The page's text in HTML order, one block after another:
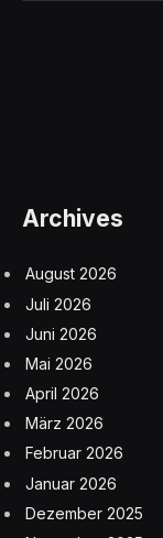
Archives
August 2026
Juli 2026
Juni 2026
Mai 2026
April 2026
März 2026
Februar 2026
Januar 2026
Dezember 2025